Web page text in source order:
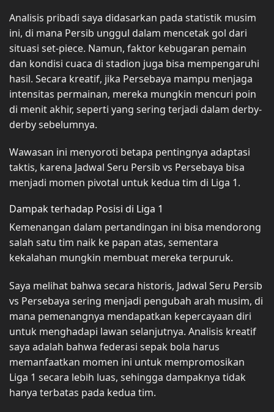
Analisis pribadi saya didasarkan pada statistik musim
ini, di mana Persib unggul dalam mencetak gol dari
situasi set-piece. Namun, faktor kebugaran pemain
dan kondisi cuaca di stadion juga bisa mempengaruhi
hasil. Secara kreatif, jika Persebaya mampu menjaga
intensitas permainan, mereka mungkin mencuri poin
di menit akhir, seperti yang sering terjadi dalam derby-
derby sebelumnya.
Wawasan ini menyoroti betapa pentingnya adaptasi
taktis, karena Jadwal Seru Persib vs Persebaya bisa
menjadi momen pivotal untuk kedua tim di Liga 1.
Dampak terhadap Posisi di Liga 1
Kemenangan dalam pertandingan ini bisa mendorong
salah satu tim naik ke papan atas, sementara
kekalahan mungkin membuat mereka terpuruk.
Saya melihat bahwa secara historis, Jadwal Seru Persib
vs Persebaya sering menjadi pengubah arah musim, di
mana pemenangnya mendapatkan kepercayaan diri
untuk menghadapi lawan selanjutnya. Analisis kreatif
saya adalah bahwa federasi sepak bola harus
memanfaatkan momen ini untuk mempromosikan
Liga 1 secara lebih luas, sehingga dampaknya tidak
hanya terbatas pada kedua tim.